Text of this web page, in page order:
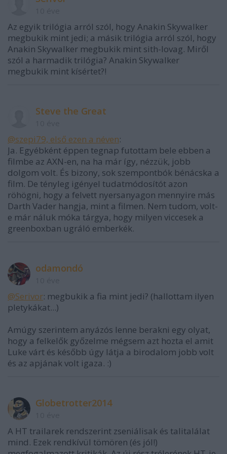
Az egyik trilógia arról szól, hogy Anakin Skywalker
megbukik mint jedi; a másik trilógia arról szól, hogy
Anakin Skywalker megbukik mint sith-lovag. Miről
szól a harmadik trilógia? Anakin Skywalker
megbukik mint kísértet?!
Steve the Great
@szepi79, első ezen a néven:
Ja. Egyébként éppen tegnap futottam bele ebben a
filmbe az AXN-en, na ha már így, nézzük, jobb
dolgom volt. És bizony, sok szempontbók bénácska a
film. De tényleg igényel tudatmódosítót azon
röhögni, hogy a felvett nyersanyagon mennyire más
Darth Vader hangja, mint a filmen. Nem tudom, volt-
e már náluk móka tárgya, hogy milyen viccesek a
greenboxban ugráló emberkék.
odamondó
@Serivor: megbukik a fia mint jedi? (hallottam ilyen
pletykákat...)
Amúgy szerintem anyázós lenne berakni egy olyat,
hogy a felkelők győzelme mégsem azt hozta el amit
Luke várt és később úgy látja a birodalom jobb volt
és az apjának volt igaza. :)
Globetrotter2014
A HT trailarek rendszerint zseniálisak és talitalálat
mind. Ezek rendkívül tömören (és jól!)